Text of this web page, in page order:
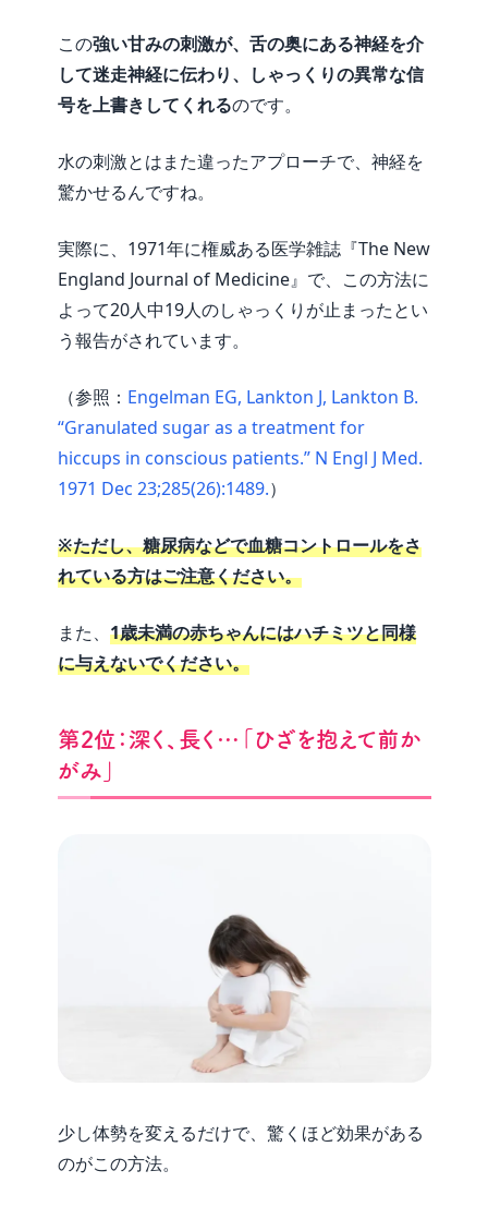
この強い甘みの刺激が、舌の奥にある神経を介
して迷走神経に伝わり、しゃっくりの異常な信
号を上書きしてくれるのです。
水の刺激とはまた違ったアプローチで、神経を
驚かせるんですね。
実際に、1971年に権威ある医学雑誌『The New
England Journal of Medicine』で、この方法に
よって20人中19人のしゃっくりが止まったとい
う報告がされています。
（参照： Engelman EG, Lankton J, Lankton B.
“Granulated sugar as a treatment for
hiccups in conscious patients.” N Engl J Med.
1971 Dec 23;285(26):1489.）
※ただし、糖尿病などで血糖コントロールをさ
れている方はご注意ください。
また、 1歳未満の赤ちゃんにはハチミツと同様
に与えないでください。
第2位：深く、長く…「ひざを抱えて前か
がみ」
少し体勢を変えるだけで、驚くほど効果がある
のがこの方法。